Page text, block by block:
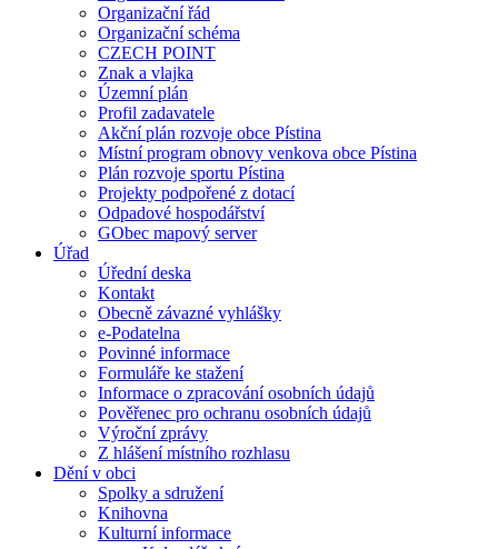
Organizační řád
Organizační schéma
CZECH POINT
Znak a vlajka
Územní plán
Profil zadavatele
Akční plán rozvoje obce Pístina
Místní program obnovy venkova obce Pístina
Plán rozvoje sportu Pístina
Projekty podpořené z dotací
Odpadové hospodářství
GObec mapový server
Úřad
Úřední deska
Kontakt
Obecně závazné vyhlášky
e-Podatelna
Povinné informace
Formuláře ke stažení
Informace o zpracování osobních údajů
Pověřenec pro ochranu osobních údajů
Výroční zprávy
Z hlášení místního rozhlasu
Dění v obci
Spolky a sdružení
Knihovna
Kulturní informace